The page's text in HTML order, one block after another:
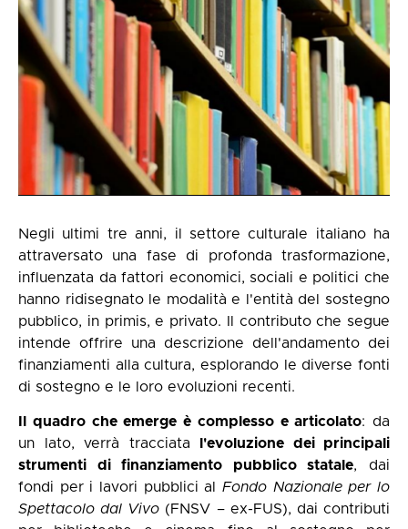
Negli ultimi tre anni, il settore culturale italiano ha
attraversato una fase di profonda trasformazione,
influenzata da fattori economici, sociali e politici che
hanno ridisegnato le modalità e l'entità del sostegno
pubblico, in primis, e privato. Il contributo che segue
intende offrire una descrizione dell'andamento dei
finanziamenti alla cultura, esplorando le diverse fonti
di sostegno e le loro evoluzioni recenti.
Il quadro che emerge è complesso e articolato: da
un lato, verrà tracciata
l'evoluzione dei principali
strumenti di finanziamento pubblico statale, dai
fondi per i lavori pubblici al Fondo Nazionale per lo
Spettacolo dal Vivo (FNSV – ex-FUS), dai contributi